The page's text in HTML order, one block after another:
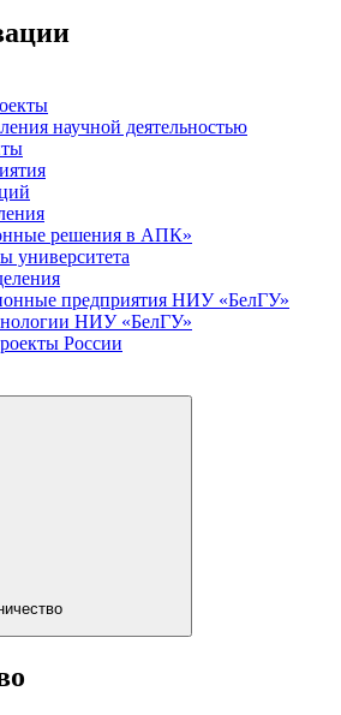
научной деятельностью
решения в АПК»
университета
предприятия НИУ «БелГУ»
НИУ «БелГУ»
России